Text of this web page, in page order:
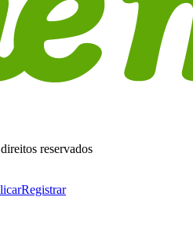
reservados
Registrar